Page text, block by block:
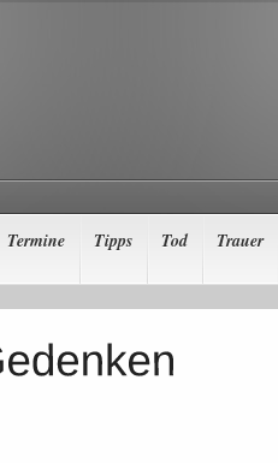
Termine Tipps Tod Trauer